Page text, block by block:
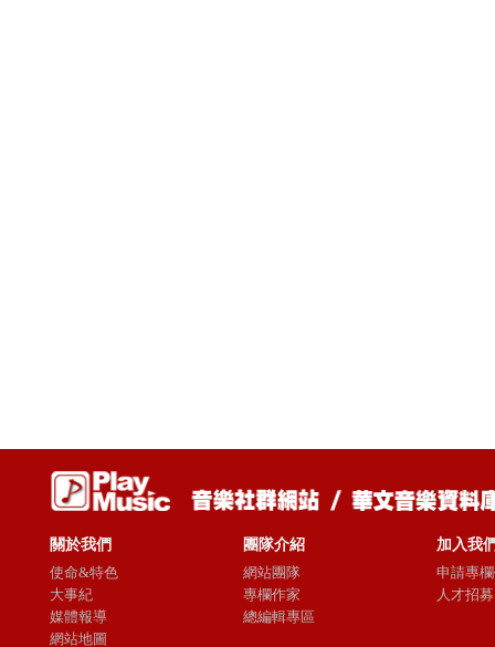
關於我們
使命&特色
大事紀
媒體報導
網站地圖
團隊介紹
網站團隊
專欄作家
總編輯專區
加入我
申請專
人才招募